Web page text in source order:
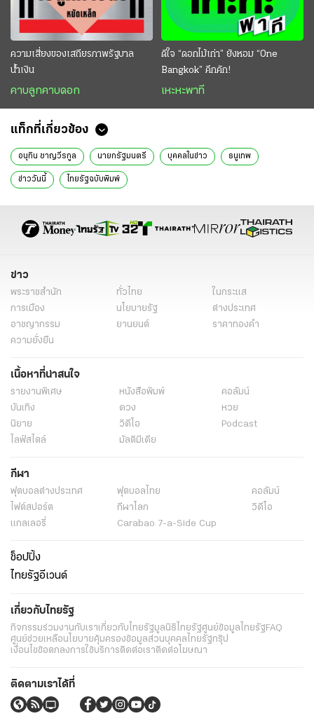
ความเสี่ยงของเสถียรภาพรัฐบาล
น้ำเงิน
คาบลูกคาบดอก
ดีใจ “ดอกไม้เก่า” ยังหอม “One
Bangkok” คึกคัก!
เหะหะพาที
แท็กที่เกี่ยวข้อง
อนุทิน ชาญวีรกูล นายกรัฐมนตรี บุคคลในข่าว ธนูเทพ
ข่าววันนี้ ไทยรัฐฉบับพิมพ์
ข่าว
พระราชสำนัก ทั่วไทย
ในกระแส
การเมือง
นโยบายรัฐ
ต่างประเทศ
อาชญากรรม
ยานยนต์
ราคาทองคำ
ความยั่งยืน
เนื้อหาที่น่าสนใจ
รายงานพิเศษ หนังสือพิมพ์
คอลัมน์
บันเทิง
ดวง
หวย
นิยาย
วิดีโอ
Podcast
ไลฟ์สไตล์
มัลติมีเดีย
กีฬา
ฟุตบอลต่่างประเทศ ฟุตบอลไทย
คอลัมน์
ไฟต์สปอร์ต
กีฬาโลก
วิดีโอ
แกลเลอรี่
Carabao 7-a-Side Cup
ช็อปปิ้ง
ไทยรัฐอีเวนต์
เกี่ยวกับไทยรัฐ
กิจกรรมร่วมงานกับเราเกี่ยวกับไทยรัฐมูลนิธิไทยรัฐศูนย์ข้อมูลไทยรัฐFAQ
ศูนย์ช่วยเหลือนโยบายคุ้มครองข้อมูลส่วนบุคคลไทยรัฐกรุ๊ป
เงื่อนไขข้อตกลงการใช้บริการติดต่อเราติดต่อโฆษณา
ติดตามเราได้ที่